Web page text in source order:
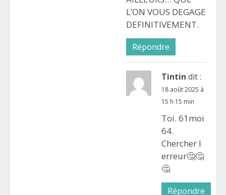
L’ON VOUS DEGAGE
DEFINITIVEMENT.
Répondre
Tintin dit :
18 août 2025 à
15 h 15 min
Toi. 61moi
64.
Chercher l
erreur🤔🤔
🤔
Répondre